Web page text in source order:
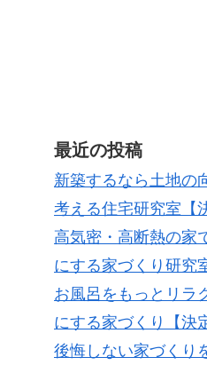
最近の投稿
新築するなら土地の
考える住宅研究室【
高気密・高断熱の家
にする家づくり研究
お風呂をもっとリラ
にする家づくり【決
後悔しない家づくり